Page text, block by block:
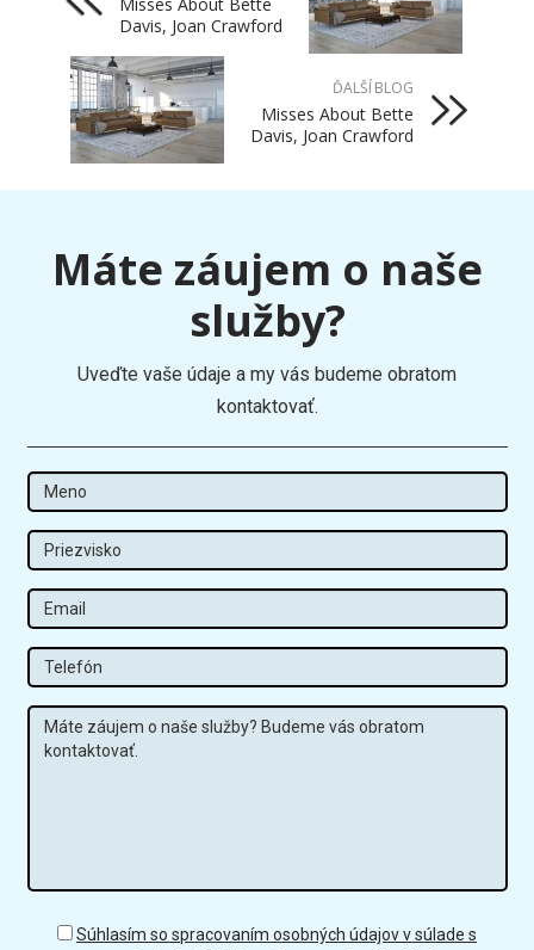
Davis, Joan Crawford
ĎALŠÍ BLOG
Misses About Bette
Davis, Joan Crawford
Máte záujem o naše
služby?
Uveďte vaše údaje a my vás budeme obratom
kontaktovať.
Správa
GDPR
Súhlasím so spracovaním osobných údajov v súlade s